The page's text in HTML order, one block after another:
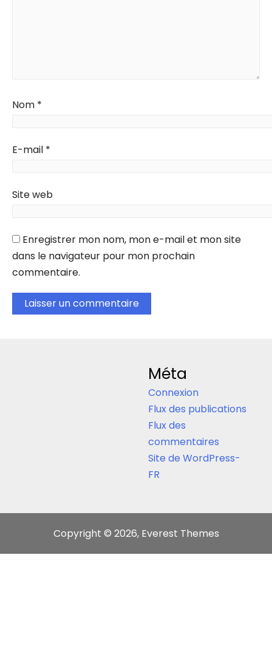
Nom *
E-mail *
Site web
Enregistrer mon nom, mon e-mail et mon site
dans le navigateur pour mon prochain
commentaire.
Méta
Connexion
Flux des publications
Flux des
commentaires
Site de WordPress-
FR
Copyright © 2026, Everest Themes